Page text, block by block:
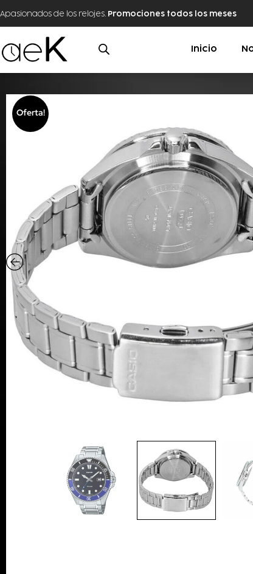
Apasionados de los relojes. Promociones todos los meses
Inicio
Oferta!